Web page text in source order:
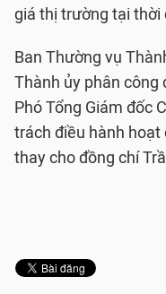
giá thị trường tại thời
Ban Thường vụ
Thành ủy phân công
Phó Tổng Giám đốc
trách điều hành hoạt
thay cho đồng chí